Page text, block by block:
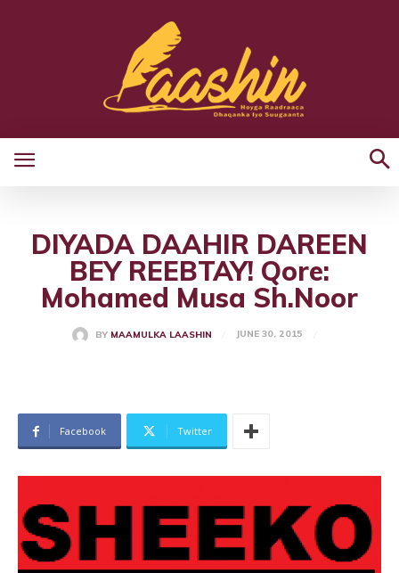
DIYADA DAAHIR DAREEN
BEY REEBTAY! Qore:
Mohamed Musa Sh.Noor
BY MAAMULKA LAASHIN JUNE 30, 2015
Facebook Twitter